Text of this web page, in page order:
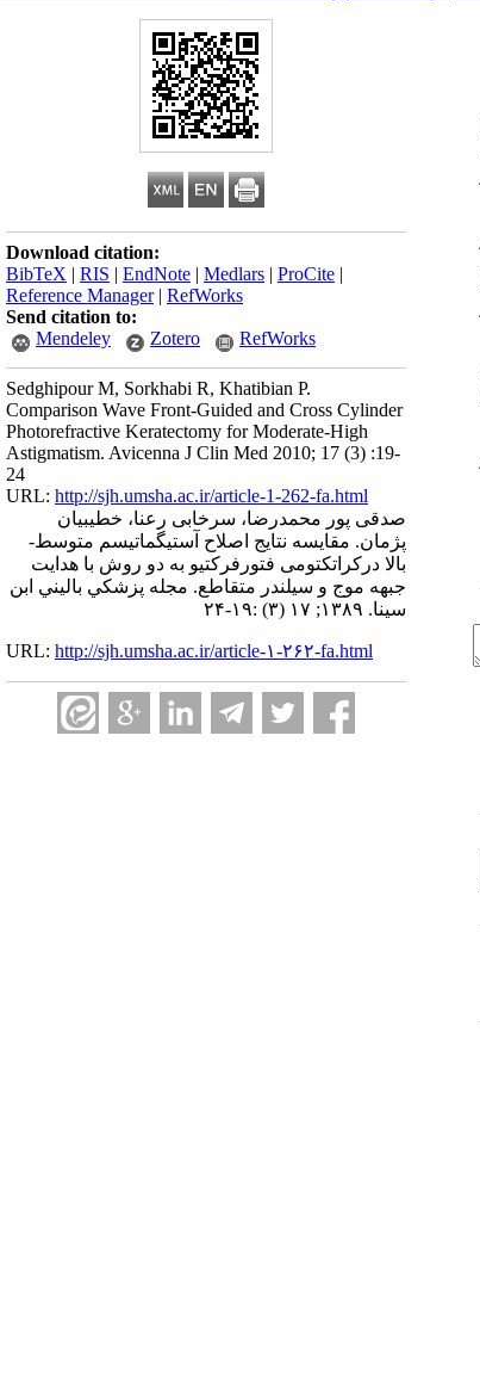
Download citation:
BibTeX | RIS | EndNote | Medlars | ProCite |
Reference Manager| RefWorks
Send citation to:
Mendeley
Zotero RefWorks
Sedghipour M, Sorkhabi R, Khatibian P.
Comparison Wave Front-Guided and Cross Cylinder
Photorefractive Keratectomy for Moderate-High
Astigmatism. Avicenna J Clin Med 2010; 17 (3) :19-
24
URL: http://sjh.umsha.ac.ir/article-1-262-fa.html
صدقی پور محمدرضا، سرخابی رعنا، خطیبیان
پژمان. مقایسه نتایج اصلاح آستیگماتیسم متوسط-
بالا درکراتکتومی فتورفرکتیو به دو روش با هدایت
جبهه موج و سیلندر متقاطع. مجله پزشكي باليني ابن
سينا. ۱۳۸۹; ۱۷ (۳) :۱۹-۲۴
URL: http://sjh.umsha.ac.ir/article-۱-۲۶۲-fa.html